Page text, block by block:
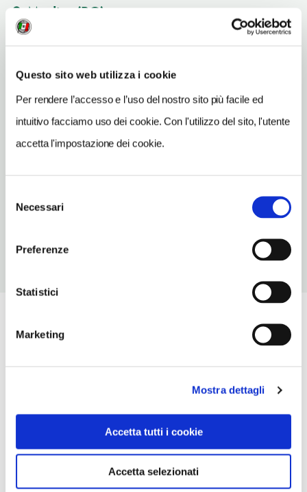
Questo sito web utilizza i cookie
Per rendere l’accesso e l’uso del nostro sito più facile ed
intuitivo facciamo uso dei cookie. Con l'utilizzo del sito, l'utente
accetta l'impostazione dei cookie.
delNecessari
Preferenze
Statistici
Marketing
Mostra dettagli
Accetta tutti i cookie
Accetta selezionati
Modica(RG)
Vedi su Google Maps
INDIRIZZO
Sicilia IT
temporaneamente chiuso